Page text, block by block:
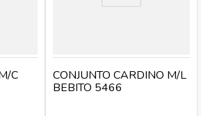
C
CONJUNTO CARDINO M/L
BEBITO 5466